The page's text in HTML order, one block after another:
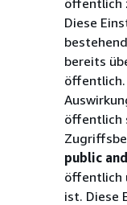
Diese
bereits
öffentlich.
öffentlich
public
öffentlich
ist. Diese